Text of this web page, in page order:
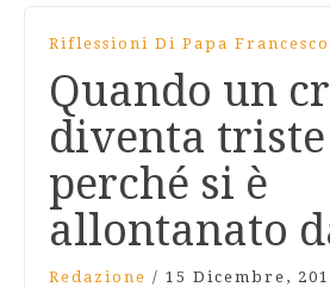
Riflessioni Di Papa Francesco
Quando un
diventa triste
perché si è
allontanato
Redazione / 15 Dicembre,